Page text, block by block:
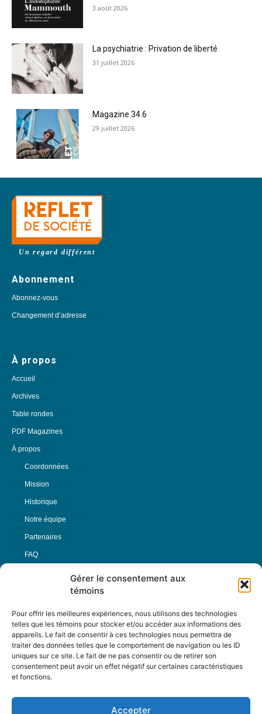
Gérer le consentement aux
témoins
Pour offrir les meilleures expériences, nous utilisons des technologies
telles que les témoins pour stocker et/ou accéder aux informations des
appareils. Le fait de consentir à ces technologies nous permettra de
traiter des données telles que le comportement de navigation ou les ID
uniques sur ce site. Le fait de ne pas consentir ou de retirer son
consentement peut avoir un effet négatif sur certaines caractéristiques
et fonctions.
Accepter
3 août 2026
La psychiatrie : Privation de liberté
31 juillet 2026
Magazine 34.6
29 juillet 2026
Un regard différent
Abonnement
Abonnez-vous
Changement d’adresse
À propos
Accueil
Archives
Table rondes
PDF Magazines
À propos
Coordonnées
Mission
Historique
Notre équipe
Partenaires
FAQ
Nous Suivre
Contactez-nous :